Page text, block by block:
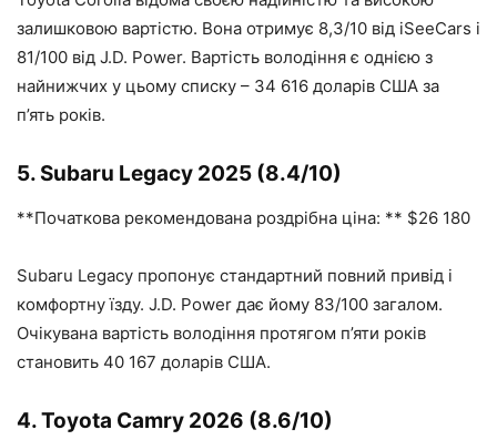
залишковою вартістю. Вона отримує 8,3/10 від iSeeCars і
81/100 від J.D. Power. Вартість володіння є однією з
найнижчих у цьому списку – 34 616 доларів США за
п’ять років.
5. Subaru Legacy 2025 (8.4/10)
**Початкова рекомендована роздрібна ціна: ** $26 180
Subaru Legacy пропонує стандартний повний привід і
комфортну їзду. J.D. Power дає йому 83/100 загалом.
Очікувана вартість володіння протягом п’яти років
становить 40 167 доларів США.
4. Toyota Camry 2026 (8.6/10)